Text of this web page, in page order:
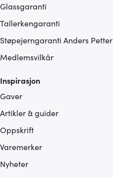
Glassgaranti
Tallerkengaranti
Støpejerngaranti Anders Petter
Medlemsvilkår
Inspirasjon
Gaver
Artikler & guider
Oppskrift
Varemerker
Nyheter